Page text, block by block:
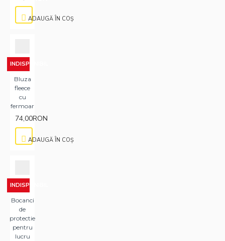
ADAUGĂ ÎN COŞ
INDISPONIBIL
Bluza
fleece
cu
fermoar
74,00RON
ADAUGĂ ÎN COŞ
INDISPONIBIL
Bocanci
de
protectie
pentru
lucru